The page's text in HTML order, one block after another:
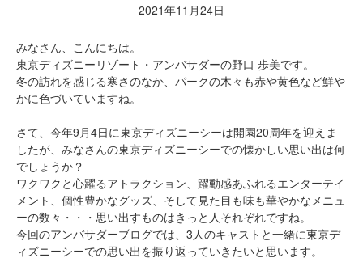
2021年11月24日
みなさん、こんにちは。
東京ディズニーリゾート・アンバサダーの野口 歩美です。
冬の訪れを感じる寒さのなか、パークの木々も赤や黄色など鮮や
かに色づいていますね。
さて、今年9月4日に東京ディズニーシーは開園20周年を迎えま
したが、みなさんの東京ディズニーシーでの懐かしい思い出は何
でしょうか？
ワクワクと心躍るアトラクション、躍動感あふれるエンターテイ
メント、個性豊かなグッズ、そして見た目も味も華やかなメニュ
ーの数々・・・思い出すものはきっと人それぞれですね。
今回のアンバサダーブログでは、3人のキャストと一緒に東京デ
ィズニーシーでの思い出を振り返っていきたいと思います。